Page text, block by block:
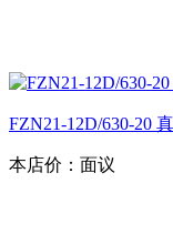
FZN21-12D/630-20
本店价： 面议